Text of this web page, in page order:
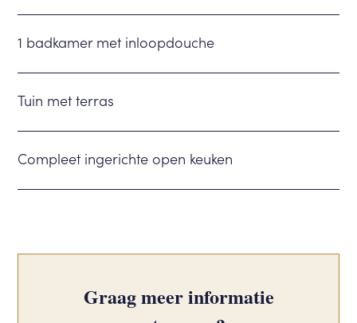
1 badkamer met inloopdouche
Tuin met terras
Compleet ingerichte open keuken
Graag meer informatie